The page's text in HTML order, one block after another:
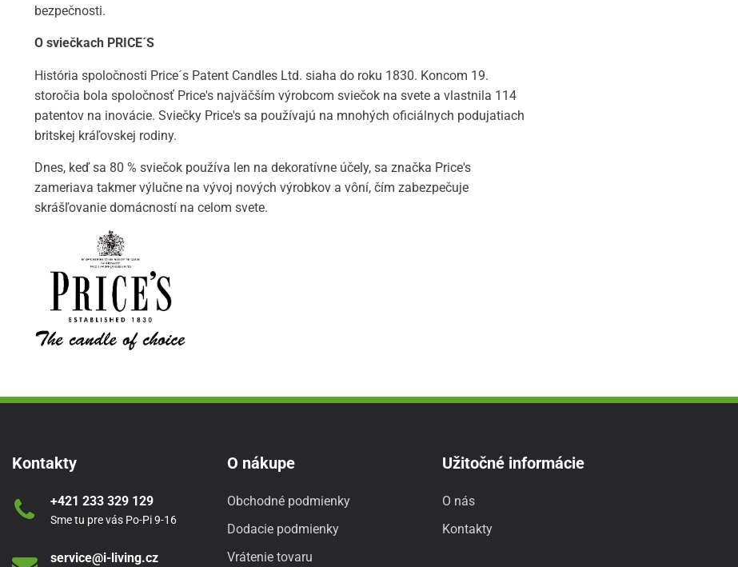
bezpečnosti.
O sviečkach PRICE´S
História spoločnosti Price´s Patent Candles Ltd. siaha do roku 1830. Koncom 19.
storočia bola spoločnosť Price's najväčším výrobcom sviečok na svete a vlastnila 114
patentov na inovácie. Sviečky Price's sa používajú na mnohých oficiálnych podujatiach
britskej kráľovskej rodiny.
Dnes, keď sa 80 % sviečok používa len na dekoratívne účely, sa značka Price's
zameriava takmer výlučne na vývoj nových výrobkov a vôní, čím zabezpečuje
skrášľovanie domácností na celom svete.
Kontakty
+421 233 329 129
Sme tu pre vás Po-Pi 9-16
service@i-living.cz
O nákupe
Obchodné podmienky
Dodacie podmienky
Vrátenie tovaru
Užitočné informácie
O nás
Kontakty